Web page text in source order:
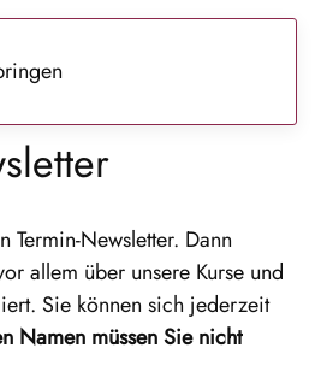
Termin-Newsletter. Dann
allem über unsere Kurse und
Sie können sich jederzeit
Namen müssen Sie nicht